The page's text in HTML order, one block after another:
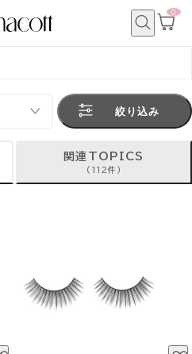
カ
0
絞り込み
関連TOPICS
(112件)